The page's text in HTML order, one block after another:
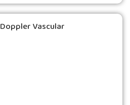
Doppler Vascular